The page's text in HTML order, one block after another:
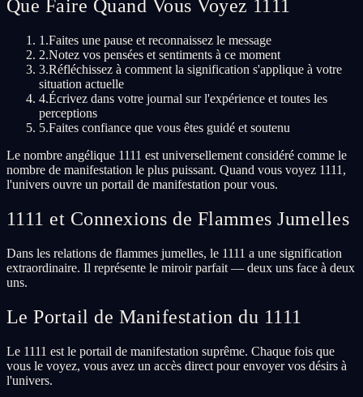
Que Faire Quand Vous Voyez 1111
1.Faites une pause et reconnaissez le message
2.Notez vos pensées et sentiments à ce moment
3.Réfléchissez à comment la signification s'applique à votre
situation actuelle
4.Écrivez dans votre journal sur l'expérience et toutes les
perceptions
5.Faites confiance que vous êtes guidé et soutenu
Le nombre angélique 1111 est universellement considéré comme le
nombre de manifestation le plus puissant. Quand vous voyez 1111,
l'univers ouvre un portail de manifestation pour vous.
1111 et Connexions de Flammes Jumelles
Dans les relations de flammes jumelles, le 1111 a une signification
extraordinaire. Il représente le miroir parfait — deux uns face à deux
uns.
Le Portail de Manifestation du 1111
Le 1111 est le portail de manifestation suprême. Chaque fois que
vous le voyez, vous avez un accès direct pour envoyer vos désirs à
l'univers.